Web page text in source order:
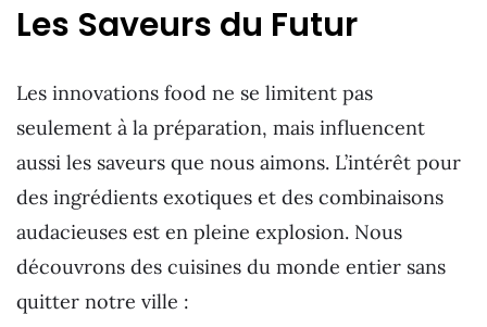
Les Saveurs du Futur
Les innovations food ne se limitent pas
seulement à la préparation, mais influencent
aussi les saveurs que nous aimons. L’intérêt pour
des ingrédients exotiques et des combinaisons
audacieuses est en pleine explosion. Nous
découvrons des cuisines du monde entier sans
quitter notre ville :